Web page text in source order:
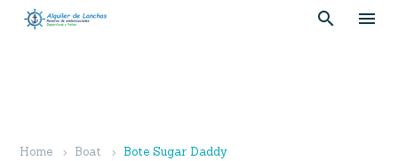
Home Boat Bote Sugar Daddy